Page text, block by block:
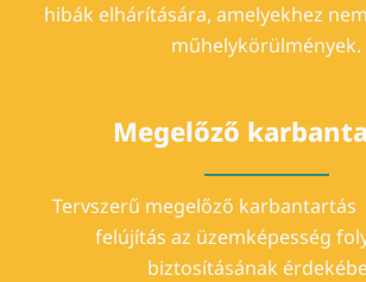
hibák elhárítására, amelyekhez
műhelykörülmények.
Megelőző
Tervszerű megelőző karbantartás
felújítás az üzemképesség
biztosításának